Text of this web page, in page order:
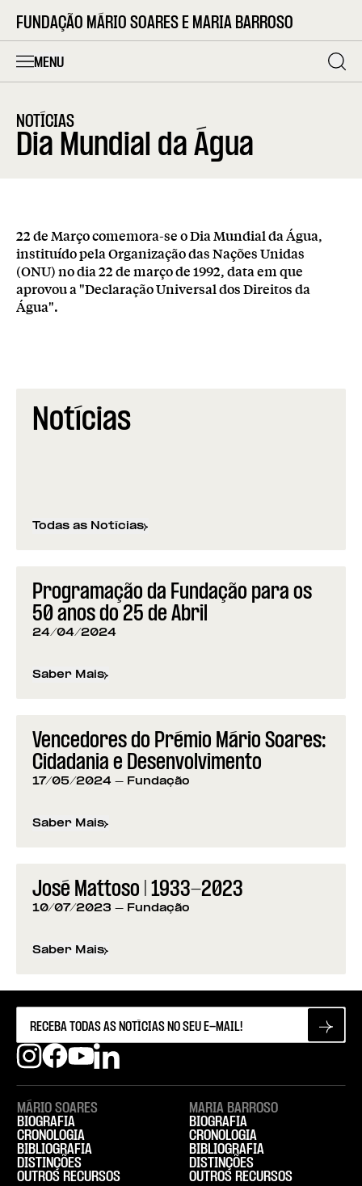
FUNDAÇÃO MÁRIO SOARES E MARIA BARROSO
MENU
NOTÍCIAS
Dia Mundial da Água
22 de Março comemora-se o Dia Mundial da Água,
instituído pela Organização das Nações Unidas
(ONU) no dia 22 de março de 1992, data em que
aprovou a "Declaração Universal dos Direitos da
Água".
Notícias
Todas as Notícias
Programação da Fundação para os
50 anos do 25 de Abril
24/04/2024
Saber Mais
sobre Programação da Fundação para os 50 anos
Vencedores do Prémio Mário Soares:
Cidadania e Desenvolvimento
17/05/2024 - Fundação
Saber Mais
sobre Vencedores do Prémio Mário Soares:
José Mattoso | 1933-2023
10/07/2023 - Fundação
Saber Mais
sobre José Mattoso | 1933-2023
MÁRIO SOARES
BIOGRAFIA
CRONOLOGIA
BIBLIOGRAFIA
DISTINÇÕES
OUTROS RECURSOS
MARIA BARROSO
BIOGRAFIA
CRONOLOGIA
BIBLIOGRAFIA
DISTINÇÕES
OUTROS RECURSOS